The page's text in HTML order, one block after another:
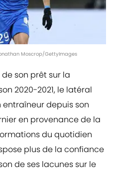
Moscrop/GettyImages
son prêt sur la
2020-2021, le latéral
entraîneur depuis son
en provenance de la
du quotidien
plus de la confiance
de ses lacunes sur le